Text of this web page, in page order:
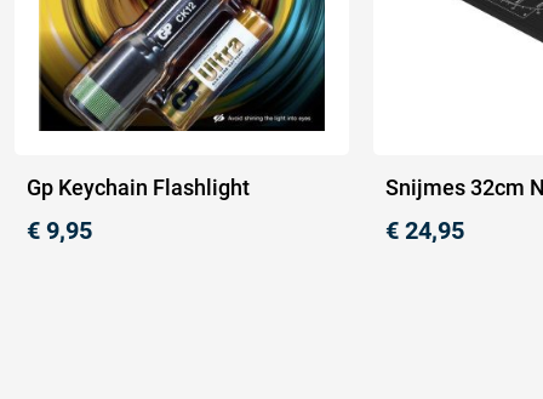
Gp Keychain Flashlight
€ 9,95
Snijmes 32cm
€ 24,95